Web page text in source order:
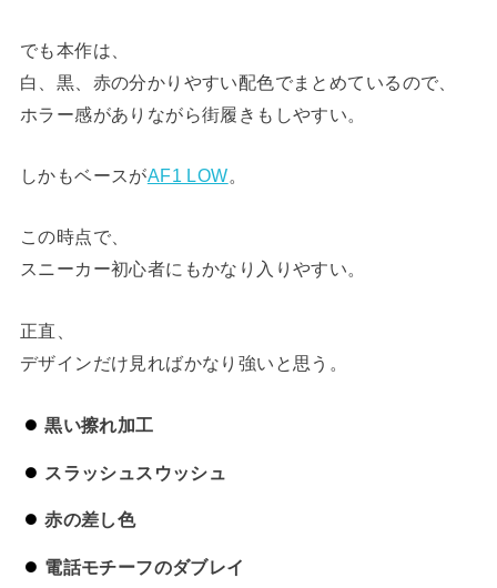
でも本作は、
白、黒、赤の分かりやすい配色でまとめているので、
ホラー感がありながら街履きもしやすい。
しかもベースがAF1 LOW。
この時点で、
スニーカー初心者にもかなり入りやすい。
正直、
デザインだけ見ればかなり強いと思う。
黒い擦れ加工
スラッシュスウッシュ
赤の差し色
電話モチーフのダブレイ